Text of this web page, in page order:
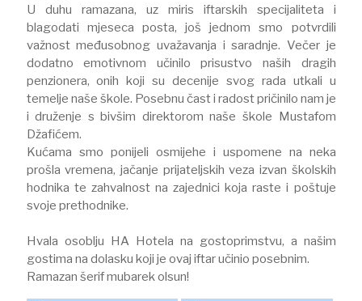
U duhu ramazana, uz miris iftarskih specijaliteta i
blagodati mjeseca posta, još jednom smo potvrdili
važnost međusobnog uvažavanja i saradnje. Večer je
dodatno emotivnom učinilo prisustvo naših dragih
penzionera, onih koji su decenije svog rada utkali u
temelje naše škole. Posebnu čast i radost pričinilo nam je
i druženje s bivšim direktorom naše škole Mustafom
Džafićem.⠀
Kućama smo ponijeli osmijehe i uspomene na neka
prošla vremena, jačanje prijateljskih veza izvan školskih
hodnika te zahvalnost na zajednici koja raste i poštuje
svoje prethodnike.⠀
Hvala osoblju HA Hotela na gostoprimstvu, a našim
gostima na dolasku koji je ovaj iftar učinio posebnim.⠀
Ramazan šerif mubarek olsun!